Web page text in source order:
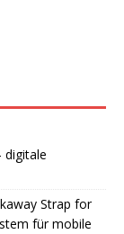
digitale
Strap for
für mobile